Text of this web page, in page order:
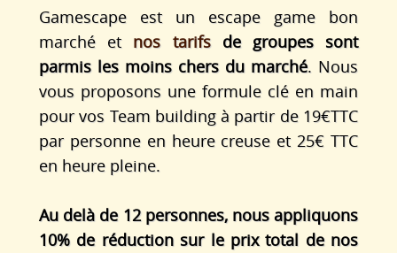
Gamescape est un escape game bon
marché et nos tarifsde groupes sont
parmis les moins chers du marché. Nous
vous proposons une formule clé en main
pour vos Team building à partir de 19€TTC
par personne en heure creuse et 25€ TTC
en heure pleine.
Au delà de 12 personnes, nous appliquons
10% de réduction sur le prix total de nos